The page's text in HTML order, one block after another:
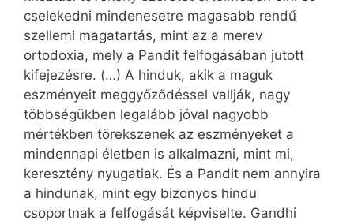
cselekedni mindenesetre magasabb rendű
szellemi magatartás, mint az a merev
ortodoxia, mely a Pandit felfogásában jutott
kifejezésre. (…) A hinduk, akik a maguk
eszményeit meggyőződéssel vallják, nagy
többségükben legalább jóval nagyobb
mértékben törekszenek az eszményeket a
mindennapi életben is alkalmazni, mint mi,
keresztény nyugatiak. És a Pandit nem annyira
a hindunak, mint egy bizonyos hindu
csoportnak a felfogását képviselte. Gandhi